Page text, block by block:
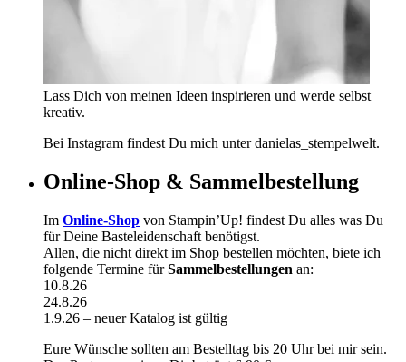
Lass Dich von meinen Ideen inspirieren und werde selbst
kreativ.
Bei Instagram findest Du mich unter danielas_stempelwelt.
Online-Shop & Sammelbestellung
Im Online-Shop von Stampin’Up! findest Du alles was Du
für Deine Basteleidenschaft benötigst.
Allen, die nicht direkt im Shop bestellen möchten, biete ich
folgende Termine fürSammelbestellungen an:
10.8.26
24.8.26
1.9.26 – neuer Katalog ist gültig
Eure Wünsche sollten am Bestelltag bis 20 Uhr bei mir sein.